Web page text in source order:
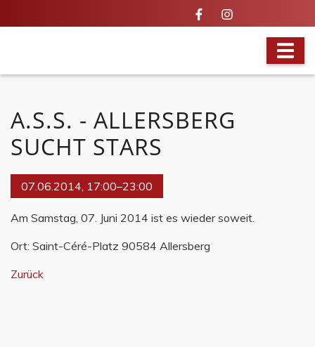
A.S.S. - ALLERSBERG
SUCHT STARS
07.06.2014, 17:00–23:00
Am Samstag, 07. Juni 2014 ist es wieder soweit.
Ort: Saint-Céré-Platz 90584 Allersberg
Zurück